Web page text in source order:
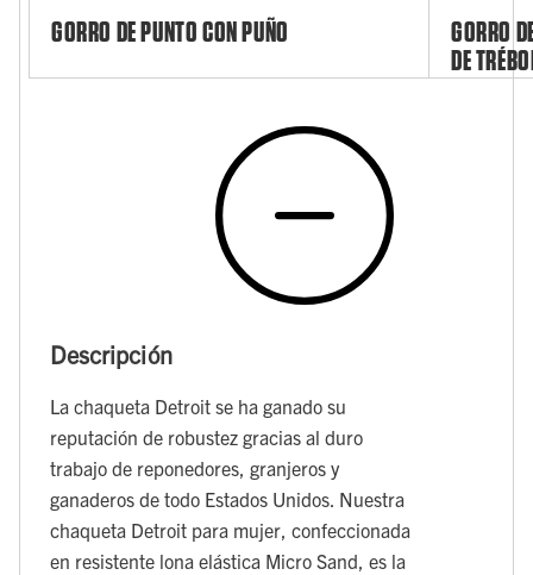
GORRO DE PUNTO CON PUÑO
GORRO
DE
Descripción
La chaqueta Detroit se ha ganado su
reputación de robustez gracias al duro
trabajo de reponedores, granjeros y
ganaderos de todo Estados Unidos. Nuestra
chaqueta Detroit para mujer, confeccionada
en resistente lona elástica Micro Sand, es la